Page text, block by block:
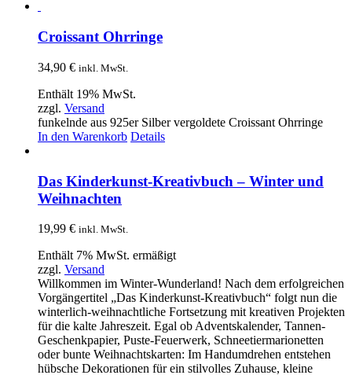
Croissant Ohrringe
34,90 € inkl. MwSt.
Enthält 19% MwSt.
zzgl. Versand
funkelnde aus 925er Silber vergoldete Croissant Ohrringe
In den Warenkorb Details
Das Kinderkunst-Kreativbuch – Winter und
Weihnachten
19,99 € inkl. MwSt.
Enthält 7% MwSt. ermäßigt
zzgl. Versand
Willkommen im Winter-Wunderland! Nach dem erfolgreichen
Vorgängertitel „Das Kinderkunst-Kreativbuch“ folgt nun die
winterlich-weihnachtliche Fortsetzung mit kreativen Projekten
für die kalte Jahreszeit. Egal ob Adventskalender, Tannen-
Geschenkpapier, Puste-Feuerwerk, Schneetiermarionetten
oder bunte Weihnachtskarten: Im Handumdrehen entstehen
hübsche Dekorationen für ein stilvolles Zuhause, kleine